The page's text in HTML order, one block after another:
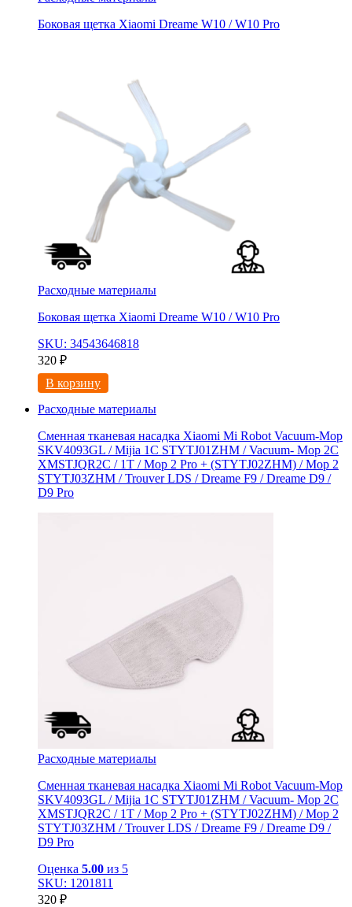
Боковая щетка Xiaomi Dreame W10 / W10 Pro
Расходные материалы
Боковая щетка Xiaomi Dreame W10 / W10 Pro
SKU: 34543646818
320 ₽
В корзину
Расходные материалы
Сменная тканевая насадка Xiaomi Mi Robot Vacuum-Mop
SKV4093GL / Mijia 1C STYTJ01ZHM / Vacuum- Mop 2C
XMSTJQR2C / 1T / Mop 2 Pro + (STYTJ02ZHM) / Mop 2
STYTJ03ZHM / Trouver LDS / Dreame F9 / Dreame D9 /
D9 Pro
Расходные материалы
Сменная тканевая насадка Xiaomi Mi Robot Vacuum-Mop
SKV4093GL / Mijia 1C STYTJ01ZHM / Vacuum- Mop 2C
XMSTJQR2C / 1T / Mop 2 Pro + (STYTJ02ZHM) / Mop 2
STYTJ03ZHM / Trouver LDS / Dreame F9 / Dreame D9 /
D9 Pro
Оценка 5.00 из 5
SKU: 1201811
320 ₽